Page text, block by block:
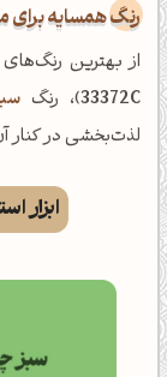
رنگ همسایه
از بهترین
33372C)، رنگ
لذت‌بخشی در کنار
ابزار